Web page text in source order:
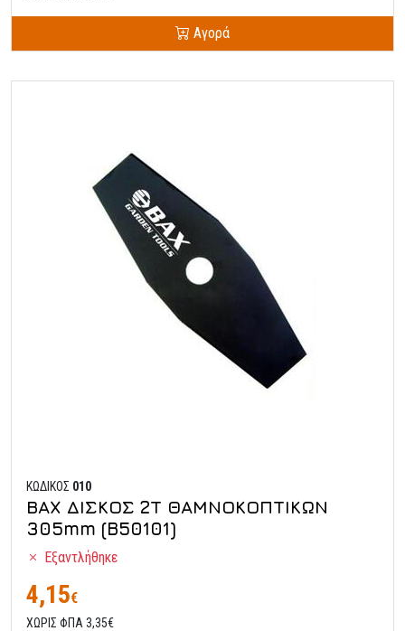
Αγορά
ΚΩΔΙΚΟΣ 010
ΒΑΧ ΔΙΣΚΟΣ 2Τ ΘΑΜΝΟΚΟΠΤΙΚΩΝ
305mm (B50101)
Εξαντλήθηκε
4,15€
ΧΩΡΙΣ ΦΠΑ 3,35€